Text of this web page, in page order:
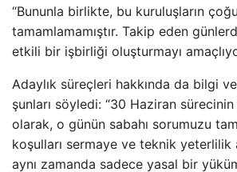
“Bununla birlikte, bu kuruluşların
tamamlamamıştır. Takip eden
etkili bir işbirliği oluşturmayı
Adaylık süreçleri hakkında da bilgi
şunları söyledi: “30 Haziran sürecinin
olarak, o günün sabahı sorumuzu
koşulları sermaye ve teknik yeterlilik
aynı zamanda sadece yasal bir